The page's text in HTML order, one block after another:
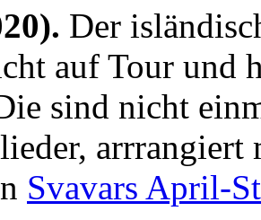
Der
auf Tour und
sind nicht
arrrangiert
Svavars April-